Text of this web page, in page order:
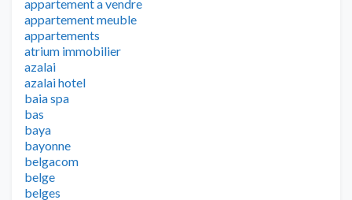
appartement a vendre
appartement meuble
appartements
atrium immobilier
azalai
azalai hotel
baia spa
bas
baya
bayonne
belgacom
belge
belges